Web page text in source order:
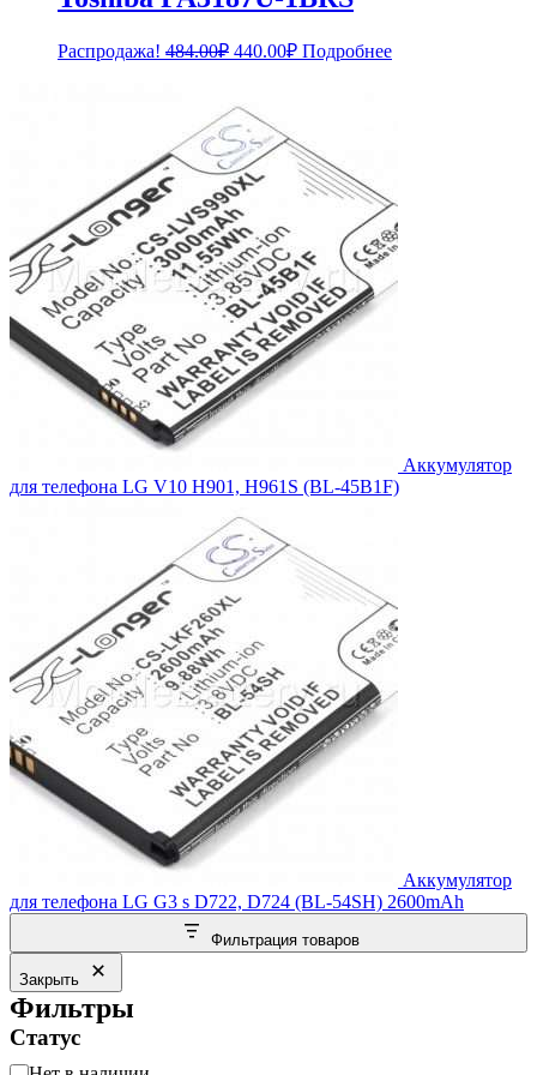
Распродажа! 484.00₽ Первоначальная
484.00₽.
440.00₽Текущая
Подробнее
Аккумулятор
для телефона LG V10 H901, H961S (BL-45B1F)
Аккумулятор
для телефона LG G3 s D722, D724 (BL-54SH) 2600mAh
Фильтрация товаров
Закрыть
Фильтры
Статус